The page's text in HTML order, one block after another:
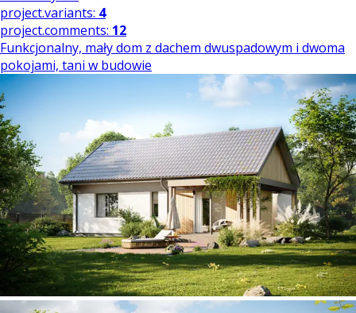
project.variants: 4
project.comments: 12
Funkcjonalny, mały dom z dachem dwuspadowym i dwoma
pokojami, tani w budowie